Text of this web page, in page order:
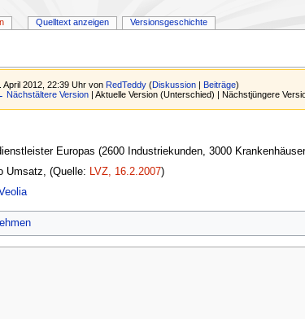
April 2012, 22:39 Uhr von RedTeddy (Diskussion Beiträge)
Nächstältere Version | Aktuelle Version (Unterschied) | Nächstjüngere
Europas (2600 Industriekunden, 3000
Umsatz, (Quelle: LVZ, 16.2.2007)
Quelltext anzeigen Versionsgeschichte